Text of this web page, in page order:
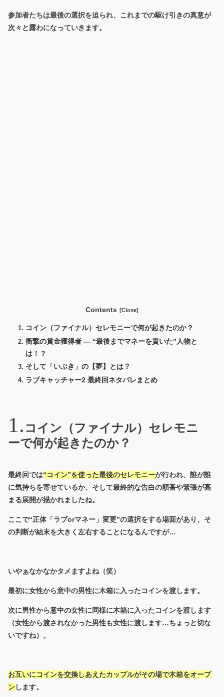
参加者たちは最後の選択を迫られ、これまでの駆け引きの真意が
次々と露わになっていきます。
Contents
コイン（ファイナル）セレモニーで何が起きたのか？
衝撃の賞金獲得者 — “最後までマネーを貫いた”人物と
は！？
そして「いぶき」の【夢】とは？
ラブキャッチャー2 最終回ネタバレまとめ
コイン（ファイナル）セレモニ
ーで何が起きたのか？
最終回では“コイン”を使った最後のセレモニーが行われ、誰が誰
に気持ちを寄せているか、そして最終的な告白の順番や緊張が高
まる展開が描かれましたね。
ここで“正体「ラブorマネー」変更”の選択をする場面があり、そ
の判断が結末を大きく左右することになるんですが…
いやぁなかなかタメますよね（笑）
最初に女性から意中の男性に木箱に入ったコインを渡します。
次に男性から意中の女性に同様に木箱に入ったコインを渡します
（女性から渡されなかった男性も女性に渡します…ちょっと切な
いですね）。
お互いにコインを交換しあえたカップルがその場で木箱をオープ
ンします。